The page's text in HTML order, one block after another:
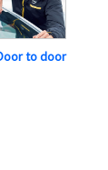
to door